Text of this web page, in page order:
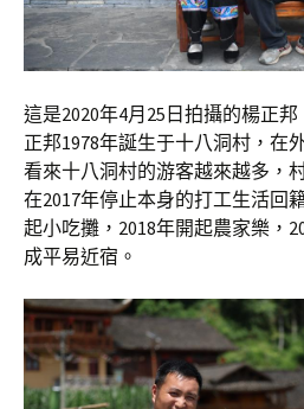
這是2020年4月25日拍攝的楊正
正邦1978年誕生于十八洞村，在
看來十八洞村的游客越來越多，
在2017年停止本身的打工生活回
起小吃攤，2018年開起農家樂，
成平易近宿。